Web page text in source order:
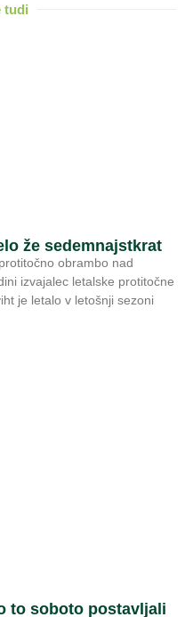
tudi
že sedemnajstkrat
obrambo nad
izvajalec letalske protitočne
je letalo v letošnji sezoni
to soboto postavljali